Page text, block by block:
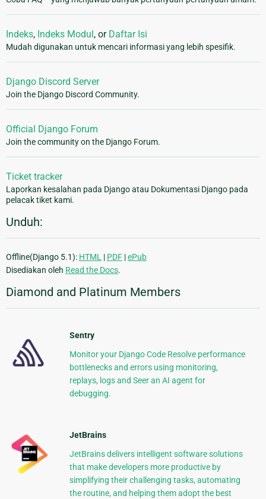
Indeks, Indeks Modul, or Daftar Isi
Mudah digunakan untuk mencari informasi yang lebih spesifik.
Django Discord Server
Join the Django Discord Community.
Official Django Forum
Join the community on the Django Forum.
Ticket tracker
Laporkan kesalahan pada Django atau Dokumentasi Django pada
pelacak tiket kami.
Unduh:
Offline(Django 5.1): HTML | PDF |ePub
Disediakan oleh Read the Docs.
Diamond and Platinum Members
Sentry
Monitor your Django Code Resolve performance
bottlenecks and errors using monitoring,
replays, logs and Seer an AI agent for
debugging.
JetBrains
JetBrains delivers intelligent software solutions
that make developers more productive by
simplifying their challenging tasks, automating
the routine, and helping them adopt the best